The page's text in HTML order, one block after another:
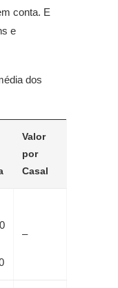
conta. E
e
dos
Valor
por
Casal
–